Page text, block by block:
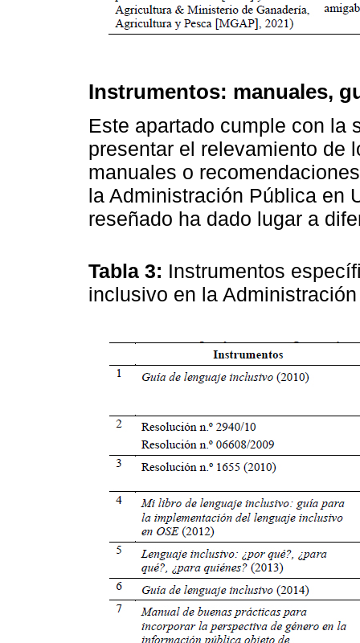
Instrumentos: manuales,
Este apartado cumple con la
presentar el relevamiento de
manuales o
la Administración Pública en
reseñado ha dado lugar a
Tabla 3: Instrumentos
inclusivo en la